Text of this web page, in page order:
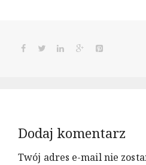
Dodaj komentarz
Twój adres e-mail nie